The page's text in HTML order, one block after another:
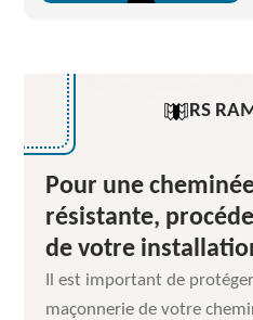
RS
Pour une
résistante,
de votre
Il est important de
maçonnerie de votre